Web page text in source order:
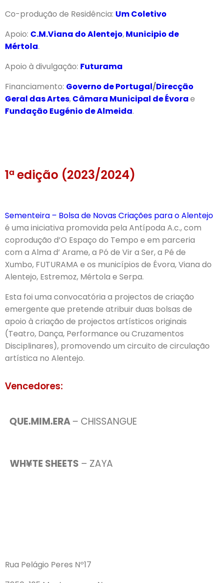
Co-produção de Residência: Um Coletivo
Apoio: C.M.Viana do Alentejo,Municipio de
Mértola.
Apoio à divulgação: Futurama
Financiamento: Governo de Portugal/Direcção
Geral das Artes,Câmara Municipal de Évorae
Fundação Eugénio de Almeida.
1ª edição (2023/2024)
Sementeira – Bolsa de Novas Criações para o Alentejo
é uma iniciativa promovida pela Antípoda A.c., com
coprodução d’O Espaço do Tempo e em parceria
com a Alma d’ Arame, a Pó de Vir a Ser, a Pé de
Xumbo, FUTURAMA e os municípios de Évora, Viana do
Alentejo, Estremoz, Mértola e Serpa.
Esta foi uma convocatória a projectos de criação
emergente que pretende atribuir duas bolsas de
apoio à criação de projectos artísticos originais
(Teatro, Dança, Performance ou Cruzamentos
Disciplinares), promovendo um circuito de circulação
artística no Alentejo.
Vencedores:
QUE.MIM.ERA– CHISSANGUE
WH¥TE SHEETS – ZAYA
Rua Pelágio Peres Nº17